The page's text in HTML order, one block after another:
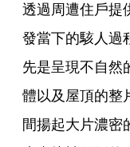
透過周遭住戶提
發當下的駭人過
先是呈現不自然
體以及屋頂的整
間揚起大片濃密